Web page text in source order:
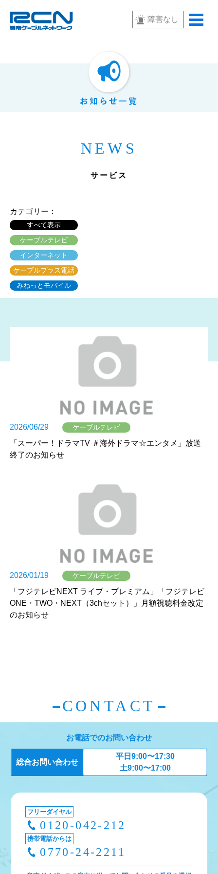
障害なし
NEWS
サービス
カテゴリー：
すべて表示
ケーブルテレビ
インターネット
ケーブルプラス電話
みねっとモバイル
2026/06/29 ケーブルテレビ
「スーパー！ドラマTV ＃海外ドラマ☆エンタメ」放送
終了のお知らせ
2026/01/19 ケーブルテレビ
「フジテレビNEXT ライブ・プレミアム」「フジテレビ
ONE・TWO・NEXT（3chセット）」月額視聴料金改定
のお知らせ
CONTACT
お電話でのお問い合わせ
総合お問い合わせ
平日9:00〜17:30
土9:00〜17:00
フリーダイヤル
0120-042-212
携帯電話からは
0770-24-2211